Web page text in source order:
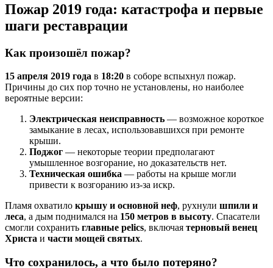
Пожар 2019 года: катастрофа и первые
шаги реставрации
Как произошёл пожар?
15 апреля 2019 года в 18:20 в соборе вспыхнул пожар.
Причины до сих пор точно не установлены, но наиболее
вероятные версии:
Электрическая неисправность — возможное короткое
замыкание в лесах, использовавшихся при ремонте
крыши.
Поджог — некоторые теории предполагают
умышленное возгорание, но доказательств нет.
Техническая ошибка — работы на крыше могли
привести к возгоранию из-за искр.
Пламя охватило крышу и основной неф, рухнули шпили и
леса, а дым поднимался на 150 метров в высоту. Спасатели
смогли сохранить главные реlics, включая терновый венец
Христа и части мощей святых.
Что сохранилось, а что было потеряно?